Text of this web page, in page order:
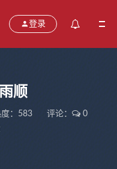
登录
顺
：583 评论：
0